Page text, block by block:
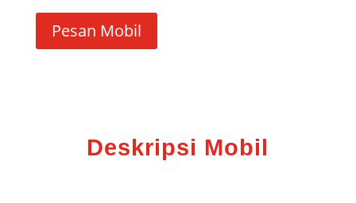
Pesan Mobil
Deskripsi Mobil